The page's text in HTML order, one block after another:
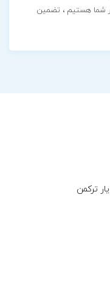
شما هستیم ، تضمین
ترکمن